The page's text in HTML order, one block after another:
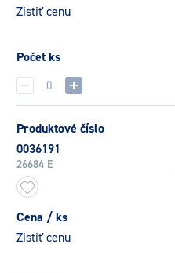
Zistiť cenu
Počet ks
Produktové číslo
0036191
26684 E
Cena / ks
Zistiť cenu